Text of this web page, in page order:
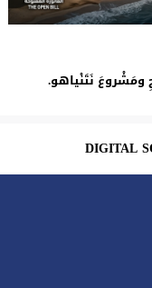
نَتَنْياهو.
DIGITAL